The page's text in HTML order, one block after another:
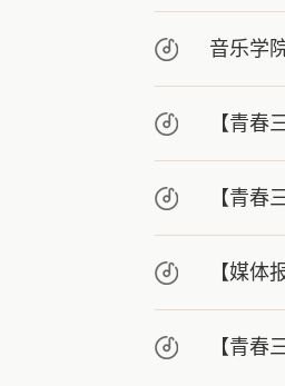
音乐学
【青春
【青
【媒体
【青春